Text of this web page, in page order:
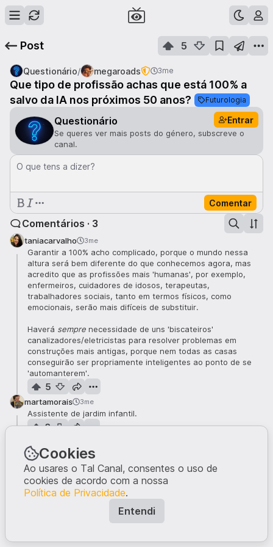
Post 5
Questionário/ megaroads 3me
Que tipo de profissão achas que está 100% a
salvo da IA ​​nos próximos 50 anos?
Futurologia
Questionário Entrar
Se queres ver mais posts do género, subscreve o
canal.
O que tens a dizer?
Comentar
Comentários · 3
taniacarvalho 3me
Garantir a 100% acho complicado, porque o mundo nessa
altura será bem diferente do que conhecemos agora, mas
acredito que as profissões mais 'humanas', por exemplo,
enfermeiros, cuidadores de idosos, terapeutas,
trabalhadores sociais, tanto em termos físicos, como
emocionais, serão mais difíceis de substituir.
Haverá sempre necessidade de uns 'biscateiros'
canalizadores/eletricistas para resolver problemas em
construções mais antigas, porque nem todas as casas
conseguirão ser propriamente inteligentes ao ponto de se
'automanterem'.
5
martamorais 3me
Assistente de jardim infantil.
3
Eu diria que os desportistas em geral também. Porque, qual é
a piadadisto ? Eventualmente imagino que haverá os Jogos
Olímpicos dos humanos e os Jogos Olímpicos dos robots...
2
Cookies
Ao usares o Tal Canal, consentes o uso de
cookies de acordo com a nossa
Política de Privacidade.
Entendi